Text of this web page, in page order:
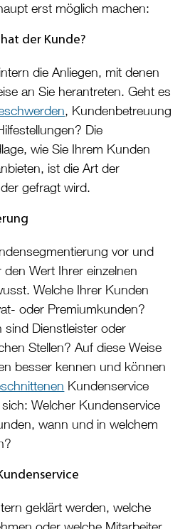
erst möglich machen:
der Kunde?
die Anliegen, mit denen
an Sie herantreten. Geht es
, Kundenbetreuung
Die
wie Sie Ihrem Kunden
ist die Art der
gefragt wird.
vor und
Wert Ihrer einzelnen
Welche Ihrer Kunden
oder Premiumkunden?
Dienstleister oder
Stellen? Auf diese Weise
besser kennen und können
Kundenservice
Welcher Kundenservice
wann und in welchem
geklärt werden, welche